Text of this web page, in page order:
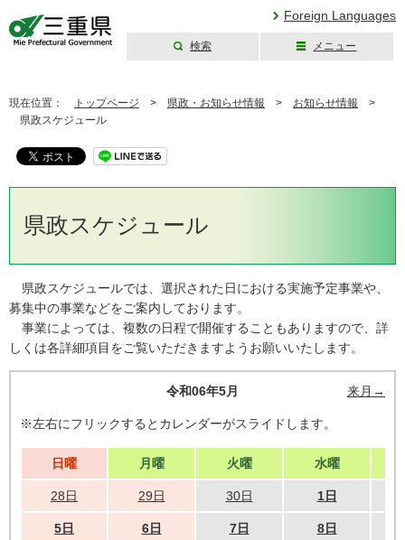
Foreign Languages
検索 メニュー
現在位置： トップページ > 県政・お知らせ情報 > お知らせ情報 >
県政スケジュール
県政スケジュール
県政スケジュールでは、選択された日における実施予定事業や、
募集中の事業などをご案内しております。
事業によっては、複数の日程で開催することもありますので、詳
しくは各詳細項目をご覧いただきますようお願いいたします。
令和06年5月 来月→
※左右にフリックするとカレンダーがスライドします。
日曜 月曜 火曜 水曜
28日 29日 30日 1日
5日 6日 7日 8日